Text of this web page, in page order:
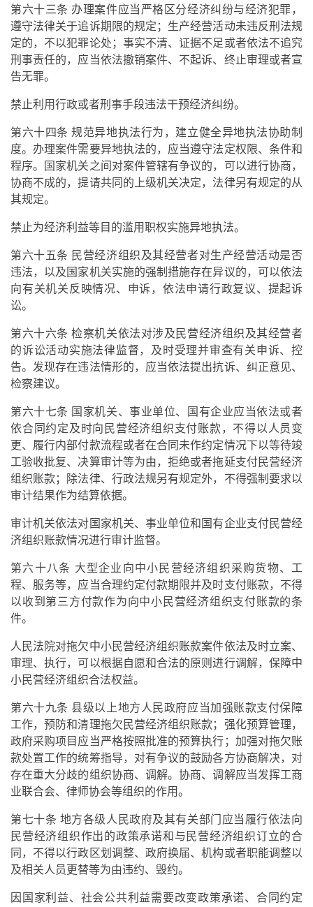
第六十三条 办理案件应当严格区分经济纠纷与经济犯罪，
遵守法律关于追诉期限的规定；生产经营活动未违反刑法规
定的，不以犯罪论处；事实不清、证据不足或者依法不追究
刑事责任的，应当依法撤销案件、不起诉、终止审理或者宣
告无罪。
禁止利用行政或者刑事手段违法干预经济纠纷。
第六十四条 规范异地执法行为，建立健全异地执法协助制
度。办理案件需要异地执法的，应当遵守法定权限、条件和
程序。国家机关之间对案件管辖有争议的，可以进行协商，
协商不成的，提请共同的上级机关决定，法律另有规定的从
其规定。
禁止为经济利益等目的滥用职权实施异地执法。
第六十五条 民营经济组织及其经营者对生产经营活动是否
违法，以及国家机关实施的强制措施存在异议的，可以依法
向有关机关反映情况、申诉，依法申请行政复议、提起诉
讼。
第六十六条 检察机关依法对涉及民营经济组织及其经营者
的诉讼活动实施法律监督，及时受理并审查有关申诉、控
告。发现存在违法情形的，应当依法提出抗诉、纠正意见、
检察建议。
第六十七条 国家机关、事业单位、国有企业应当依法或者
依合同约定及时向民营经济组织支付账款，不得以人员变
更、履行内部付款流程或者在合同未作约定情况下以等待竣
工验收批复、决算审计等为由，拒绝或者拖延支付民营经济
组织账款；除法律、行政法规另有规定外，不得强制要求以
审计结果作为结算依据。
审计机关依法对国家机关、事业单位和国有企业支付民营经
济组织账款情况进行审计监督。
第六十八条 大型企业向中小民营经济组织采购货物、工
程、服务等，应当合理约定付款期限并及时支付账款，不得
以收到第三方付款作为向中小民营经济组织支付账款的条
件。
人民法院对拖欠中小民营经济组织账款案件依法及时立案、
审理、执行，可以根据自愿和合法的原则进行调解，保障中
小民营经济组织合法权益。
第六十九条 县级以上地方人民政府应当加强账款支付保障
工作，预防和清理拖欠民营经济组织账款；强化预算管理，
政府采购项目应当严格按照批准的预算执行；加强对拖欠账
款处置工作的统筹指导，对有争议的鼓励各方协商解决，对
存在重大分歧的组织协商、调解。协商、调解应当发挥工商
业联合会、律师协会等组织的作用。
第七十条 地方各级人民政府及其有关部门应当履行依法向
民营经济组织作出的政策承诺和与民营经济组织订立的合
同，不得以行政区划调整、政府换届、机构或者职能调整以
及相关人员更替等为由违约、毁约。
因国家利益、社会公共利益需要改变政策承诺、合同约定